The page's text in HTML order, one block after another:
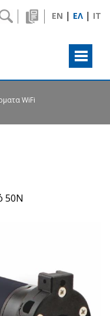
WiFi
50Ν
EN | ΕΛ | IT